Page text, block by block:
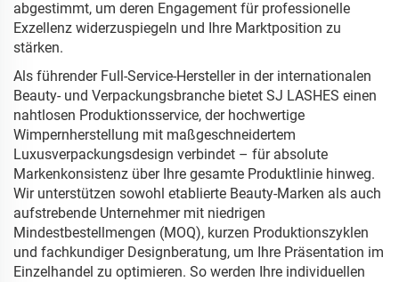
abgestimmt, um deren Engagement für professionelle
Exzellenz widerzuspiegeln und Ihre Marktposition zu
stärken.
Als führender Full-Service-Hersteller in der internationalen
Beauty- und Verpackungsbranche bietet SJ LASHES einen
nahtlosen Produktionsservice, der hochwertige
Wimpernherstellung mit maßgeschneidertem
Luxusverpackungsdesign verbindet – für absolute
Markenkonsistenz über Ihre gesamte Produktlinie hinweg.
Wir unterstützen sowohl etablierte Beauty-Marken als auch
aufstrebende Unternehmer mit niedrigen
Mindestbestellmengen (MOQ), kurzen Produktionszyklen
und fachkundiger Designberatung, um Ihre Präsentation im
Einzelhandel zu optimieren. So werden Ihre individuellen